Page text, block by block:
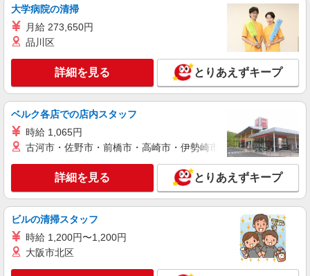
大学病院の清掃
月給 273,650円
品川区
詳細を見る とりあえずキープ
ベルク各店での店内スタッフ
時給 1,065円
古河市・佐野市・前橋市・高崎市・伊勢崎市・太田市・館林市
詳細を見る とりあえずキープ
ビルの清掃スタッフ
時給 1,200円〜1,200円
大阪市北区